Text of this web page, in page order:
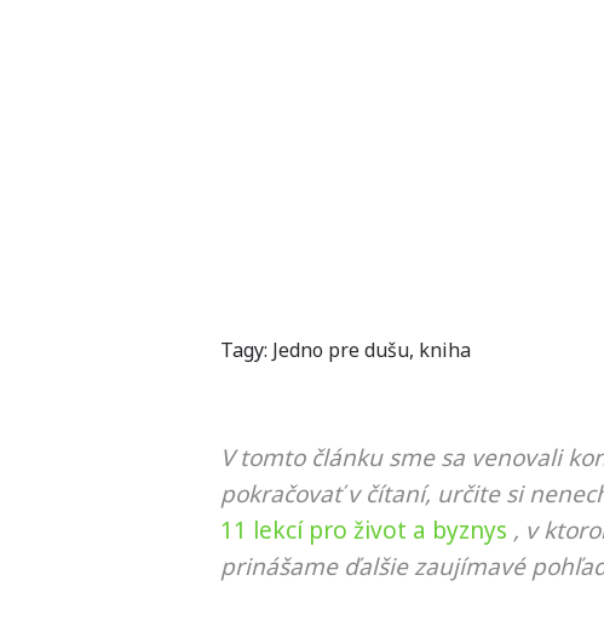
Tagy: Jedno pre dušu, kniha
V tomto článku sme sa venovali
pokračovať v čítaní, určite si
11 lekcí pro život a byznys , v
prinášame ďalšie zaujímavé